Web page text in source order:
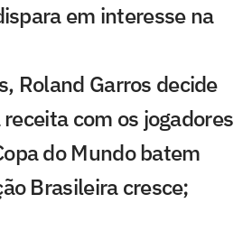
em interesse na
Roland Garros decide
com os jogadores
do Mundo batem
Brasileira cresce;